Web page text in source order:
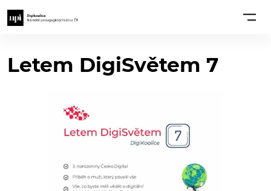
Letem DigiSvětem 7